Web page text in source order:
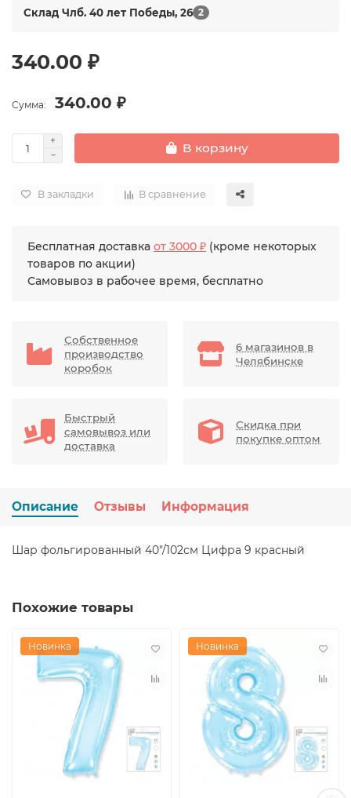
Склад Члб. 40 лет Победы, 26 2
340.00 ₽
Сумма: 340.00 ₽
В корзину
В закладки В сравнение
Бесплатная доставка от 3000 ₽ (кроме некоторых
товаров по акции)
Самовывоз в рабочее время, бесплатно
Собственное
производство
коробок
6 магазинов в
Челябинске
Быстрый
самовывоз или
доставка
Скидка при
покупке оптом
Описание Отзывы Информация
Шар фольгированный 40"/102см Цифра 9 красный
Похожие товары
Новинка Новинка